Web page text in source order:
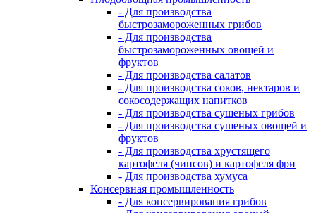
- Для производства
быстрозамороженных грибов
- Для производства
быстрозамороженных овощей и
фруктов
- Для производства салатов
- Для производства соков, нектаров и
сокосодержащих напитков
- Для производства сушеных грибов
- Для производства сушеных овощей и
фруктов
- Для производства хрустящего
картофеля (чипсов) и картофеля фри
- Для производства хумуса
Консервная промышленность
- Для консервирования грибов